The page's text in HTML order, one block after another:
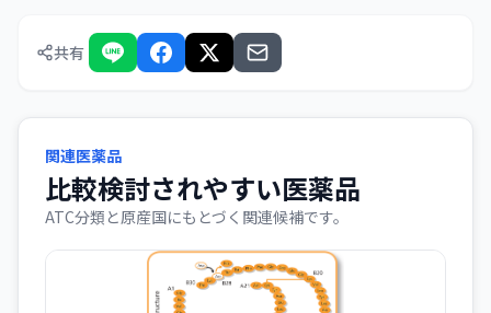
共有
関連医薬品
比較検討されやすい医薬品
ATC分類と原産国にもとづく関連候補です。